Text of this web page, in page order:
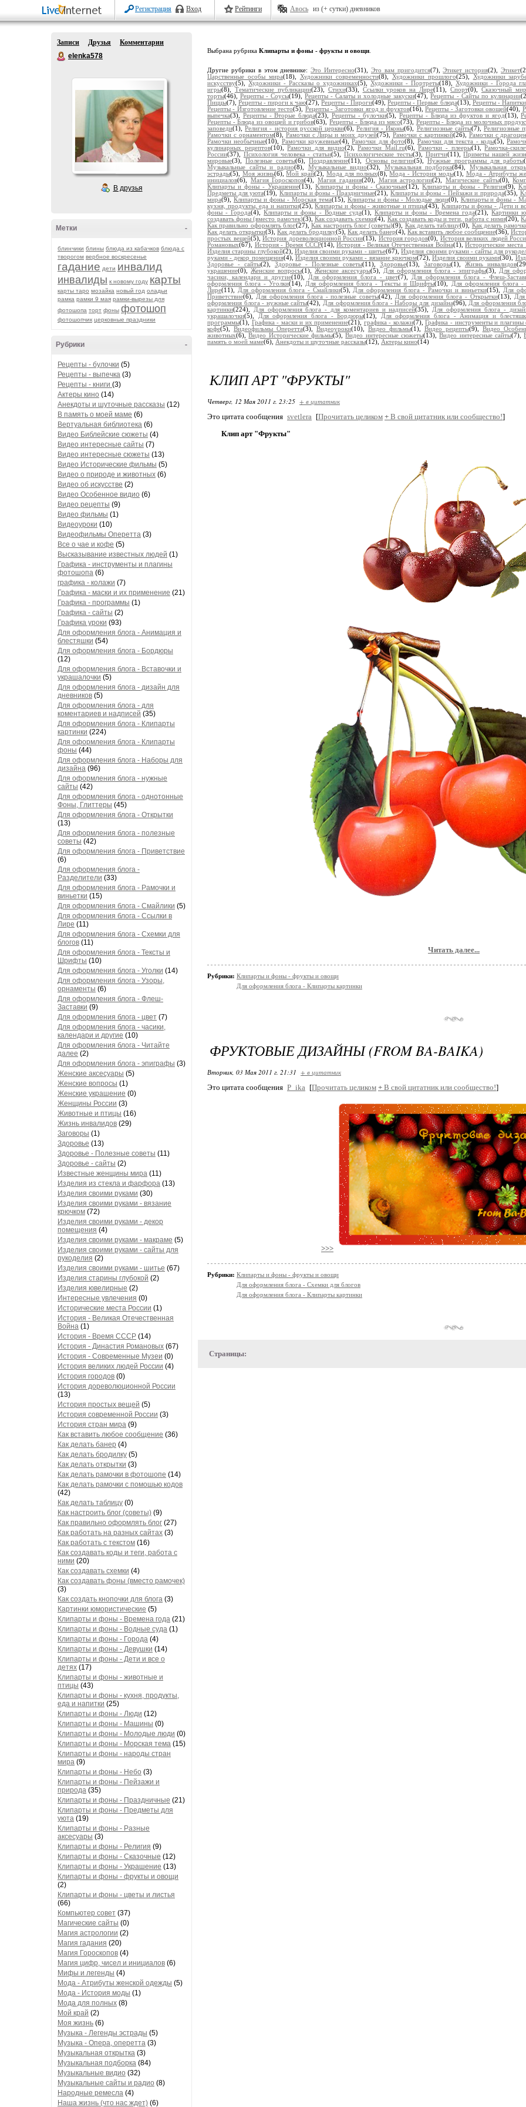
Регистрация Вход Рейтинги Авось из (+ сутки) дневников
Записи Друзья
Комментарии
elenka578
В друзья
-
Метки
блинчики блины блюда из кабачков блюда с
творогом вербное воскресенье
гадание дети инвалид
инвалиды к новому году карты
карты таро мозайка новый год оладьи
рамка рамки 9 мая рамки-вырезы для
фотошопа торт фоны фотошоп
фотошопчик церковные праздники
-
Рубрики
Рецепты - булочки (5)
Рецепты - выпечка (3)
Рецепты - книги (3)
Актеры кино (14)
Анекдоты и шуточные рассказы (12)
В память о моей маме (6)
Вертуальная библиотека (6)
Видео Библейские сюжеты (4)
Видео интересные сайты (7)
Видео интересные сюжеты (13)
Видео Исторические фильмы (5)
Видео о природе и животных (6)
Видео об искусстве (2)
Видео Особенное видио (6)
Видео рецепты (9)
Видео фильмы (1)
Видеоуроки (10)
Видеофильмы Оперетта (3)
Все о чае и кофе (5)
Высказывание известных людей (1)
Графика - инструменты и плагины
фотошопа (6)
графика - колажи (7)
Графика - маски и их применение (21)
Графика - программы (1)
Графика - сайты (2)
Графика уроки (93)
Для оформления блога - Анимация и
блестяшки (54)
Для оформления блога - Бордюры
(12)
Для оформления блога - Вставочки и
украшалочки (5)
Для оформления блога - дизайн для
дневников (5)
Для оформления блога - для
коментариев и надписей (35)
Для оформления блога - Клипарты
картинки (224)
Для оформления блога - Клипарты
фоны (44)
Для оформления блога - Наборы для
дизайна (96)
Для оформления блога - нужные
сайты (42)
Для оформления блога - однотонные
Фоны, Глиттеры (45)
Для оформления блога - Открытки
(13)
Для оформления блога - полезные
советы (42)
Для оформления блога - Приветствие
(6)
Для оформления блога -
Разделители (33)
Для оформления блога - Рамочки и
виньетки (15)
Для оформления блога - Смайлики (5)
Для оформления блога - Ссылки в
Лире (11)
Для оформления блога - Схемки для
блогов (11)
Для оформления блога - Тексты и
Шрифты (10)
Для оформления блога - Уголки (14)
Для оформления блога - Узоры,
орнаменты (6)
Для оформления блога - Флеш-
Заставки (9)
Для оформления блога - цвет (7)
Для оформления блога - часики,
календари и другие (10)
Для оформления блога - Читайте
далее (2)
Для оформления блога - эпиграфы (3)
Женские аксесуары (5)
Женские вопросы (1)
Женские украшение (0)
Женщины России (3)
Животные и птицы (16)
Жизнь инвалидов (29)
Заговоры (1)
Здоровье (13)
Здоровье - Полезные советы (11)
Здоровье - сайты (2)
Известные женщины мира (11)
Изделия из стекла и фарфора (13)
Изделия своими руками (30)
Изделия своими руками - вязание
крючком (72)
Изделия своими руками - декор
помещения (4)
Изделия своими руками - макраме (5)
Изделия своими руками - сайты для
рукоделия (2)
Изделия своими руками - шитье (67)
Изделия старины глубокой (2)
Изделия ювелирные (2)
Интересные увлечения (0)
Исторические места России (1)
История - Великая Отечественная
Война (1)
История - Время СССР (14)
История - Династия Романовых (67)
История - Современные Музеи (0)
История великих людей России (4)
История городов (0)
История дореволюционной России
(13)
История простых вещей (5)
История современной России (3)
История стран мира (9)
Как вставить любое сообщение (36)
Как делать банер (4)
Как делать бродилку (5)
Как делать открытки (3)
Как делать рамочки в фотошопе (14)
Как делать рамочки с помошью кодов
(42)
Как делать таблицу (0)
Как настроить блог (советы) (9)
Как правильно оформлять блог (27)
Как работать на разных сайтах (3)
Как работать с текстом (16)
Как создавать коды и теги, работа с
ними (20)
Как создавать схемки (4)
Как создавать фоны (вместо рамочек)
(3)
Как создать кнопочки для блога (3)
Картинки юмористические (5)
Клипарты и фоны - Времена года (21)
Клипарты и фоны - Водные суда (1)
Клипарты и фоны - Города (4)
Клипарты и фоны - Девушки (14)
Клипарты и фоны - Дети и все о
детях (17)
Клипарты и фоны - животные и
птицы (43)
Клипарты и фоны - кухня, продукты,
еда и напитки (25)
Клипарты и фоны - Люди (12)
Клипарты и фоны - Машины (0)
Клипарты и фоны - Молодые люди (0)
Клипарты и фоны - Морская тема (15)
Клипарты и фоны - народы стран
мира (9)
Клипарты и фоны - Небо (3)
Клипарты и фоны - Пейзажи и
природа (35)
Клипарты и фоны - Праздничные (21)
Клипарты и фоны - Предметы для
уюта (19)
Клипарты и фоны - Разные
аксесуары (3)
Клипарты и фоны - Религия (9)
Клипарты и фоны - Сказочные (12)
Клипарты и фоны - Украшение (13)
Клипарты и фоны - фрукты и овощи
(2)
Клипарты и фоны - цветы и листья
(66)
Компьютер совет (37)
Магические сайты (0)
Магия астрологии (2)
Магия гадания (20)
Магия Гороскопов (4)
Магия цифр, чисел и инициалов (6)
Мифы и легенды (4)
Мода - Атрибуты женской одежды (5)
Мода - История моды (1)
Мода для полных (8)
Мой край (2)
Моя жизнь (6)
Музыка - Легенды эстрады (5)
Музыка - Опера, оперетта (3)
Музыкальная открытка (3)
Музыкальная подборка (84)
Музыкальные видио (32)
Музыкальные сайты и радио (8)
Народные ремесла (4)
Наша жизнь (что нас ждет) (6)
Выбрана рубрика Клипарты и фоны - фрукты и овощи
Другие рубрики в этом дневнике:Это Интересно(31), Это вам пригодится(7),Этикет история(2),Этикет
Царственные особы мира(18), Художники современности(8), Художники прошлого(25), Художники
искусству(5), Художники - Рассказы о художниках(5), Художники - Портреты(18), Художники - Города
игры(8), Тематические публикации(23), Стихи(33), Ссылки уроков на Лире(11),Спорт(0), Сказочный мир
торты(46),Рецепты - Соусы(19),Рецепты - Салаты и холодные закуски(47),Рецепты - Сайты по кулинарии
Пиццы(7),Рецепты - пироги к чаю(27),Рецепты - Пироги(49),Рецепты - Первые блюда(13), Рецепты - Напитки
Рецепты - Изготовление тесто(5), Рецепты - Заготовки ягод и фруктов(16),Рецепты - Заготовки овощей(40),
выпечка(3), Рецепты - Вторые блюда(23), Рецепты - булочки(5), Рецепты - Блюда из фруктов и ягод(13),
Рецепты - Блюда из овощей и грибов(63),Рецепты - Блюда из мясо(73), Рецепты - Блюда из молочных
заповеди(1),Религия - история русской церкви(6),Религия - Иконы(6), Религиозные сайты(7),Религиозные
Рамочки с орнаментом(8), Рамочки с Лиры и моих друзей(75),Рамочки с картинкой(26), Рамочки с
Рамочки необычные(10), Рамочки кружевные(4),Рамочки для фото(8), Рамочки для текста - коды(5),
кулинарных рецептов(10),Рамочки для видио(2),Рамочки Mail.ru(6),Рамочки - плееры(1),Рамочка-
России(37), Психология человека - статьи(5),Психологические тесты(3), Притчи(11),Приметы нашей
мировые(3),Полезные советы(6),Поздравление(11), Основы религии(5), Нужные программы для работы
Музыкальные сайты и радио(8), Музыкальные видио(32), Музыкальная подборка(84), Музыкальная
эстрады(5), Моя жизнь(6),Мой край(2), Мода для полных(8),Мода - История моды(1), Мода - Атрибуты
инициалов(6), Магия Гороскопов(4),Магия гадания(20), Магия астрологии(2),Магические сайты(0),
Клипарты и фоны - Украшение(13),Клипарты и фоны - Сказочные(12),Клипарты и фоны - Религия(9),
Предметы для уюта(19), Клипарты и фоны - Праздничные(21),Клипарты и фоны - Пейзажи и природа(35),
мира(9), Клипарты и фоны - Морская тема(15), Клипарты и фоны - Молодые люди(0), Клипарты и фоны -
кухня, продукты, еда и напитки(25),Клипарты и фоны - животные и птицы(43),Клипарты и фоны - Дети и
фоны - Города(4),Клипарты и фоны - Водные суда(1), Клипарты и фоны - Времена года(21),Картинки
создавать фоны (вместо рамочек)(3), Как создавать схемки(4), Как создавать коды и теги, работа с ними(20),
Как правильно оформлять блог(27),Как настроить блог (советы)(9), Как делать таблицу(0), Как делать
Как делать открытки(3), Как делать бродилку(5), Как делать банер(4), Как вставить любое сообщение(36),
простых вещей(5),История дореволюционной России(13), История городов(0), История великих людей
Романовых(67), История - Время СССР(14),История - Великая Отечественная Война(1),Исторические места
Изделия старины глубокой(2), Изделия своими руками - шитье(67),Изделия своими руками - сайты для
руками - декор помещения(4), Изделия своими руками - вязание крючком(72),Изделия своими руками(30),
Здоровье - сайты(2), Здоровье - Полезные советы(11), Здоровье(13), Заговоры(1), Жизнь инвалидов
украшение(0), Женские вопросы(1), Женские аксесуары(5), Для оформления блога - эпиграфы(3), Для
часики, календари и другие(10), Для оформления блога - цвет(7), Для оформления блога - Флеш-
оформления блога - Уголки(14), Для оформления блога - Тексты и Шрифты(10),
Для оформления блога -
Лире(11), Для оформления блога - Смайлики(5), Для оформления блога - Рамочки и виньетки(15),
Для
Приветствие(6), Для оформления блога - полезные советы(42), Для оформления блога - Открытки(13),
оформления блога - нужные сайты(42), Для оформления блога - Наборы для дизайна(96), Для оформления
картинки(224), Для оформления блога - для коментариев и надписей(35), Для оформления блога -
украшалочки(5), Для оформления блога - Бордюры(12),
Для оформления блога - Анимация и
программы(1), Графика - маски и их применение(21), графика - колажи(7),Графика - инструменты и
кофе(5), Видеофильмы Оперетта(3), Видеоуроки(10), Видео фильмы(1), Видео рецепты(9), Видео
животных(6),Видео Исторические фильмы(5),Видео интересные сюжеты(13),Видео интересные сайты(7),
память о моей маме(6), Анекдоты и шуточные рассказы(12), Актеры кино(14)
КЛИП АРТ "ФРУКТЫ"
Четверг, 12 Мая 2011 г. 23:25 + в цитатник
Это цитата сообщения svetlera [Прочитать целиком + В свой цитатник или сообщество!]
Клип арт "Фрукты"
Читать далее...
Рубрики: Клипарты и фоны - фрукты и овощи
Для оформления блога - Клипарты картинки
ФРУКТОВЫЕ ДИЗАЙНЫ (FROM BA-BAIKA)
Вторник, 03 Мая 2011 г. 21:31 + в цитатник
Это цитата сообщения P_ika [Прочитать целиком + В свой цитатник или сообщество!]
>>>
Рубрики: Клипарты и фоны - фрукты и овощи
Для оформления блога - Схемки для блогов
Для оформления блога - Клипарты картинки
Страницы: